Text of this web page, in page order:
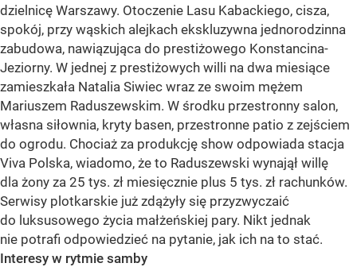
dzielnicę Warszawy. Otoczenie Lasu Kabackiego, cisza,
spokój, przy wąskich alejkach ekskluzywna jednorodzinna
zabudowa, nawiązująca do prestiżowego Konstancina-
Jeziorny. W jednej z prestiżowych willi na dwa miesiące
zamieszkała Natalia Siwiec wraz ze swoim mężem
Mariuszem Raduszewskim. W środku przestronny salon,
własna siłownia, kryty basen, przestronne patio z zejściem
do ogrodu. Chociaż za produkcję show odpowiada stacja
Viva Polska, wiadomo, że to Raduszewski wynajął willę
dla żony za 25 tys. zł miesięcznie plus 5 tys. zł rachunków.
Serwisy plotkarskie już zdążyły się przyzwyczaić
do luksusowego życia małżeńskiej pary. Nikt jednak
nie potrafi odpowiedzieć na pytanie, jak ich na to stać.
Interesy w rytmie samby